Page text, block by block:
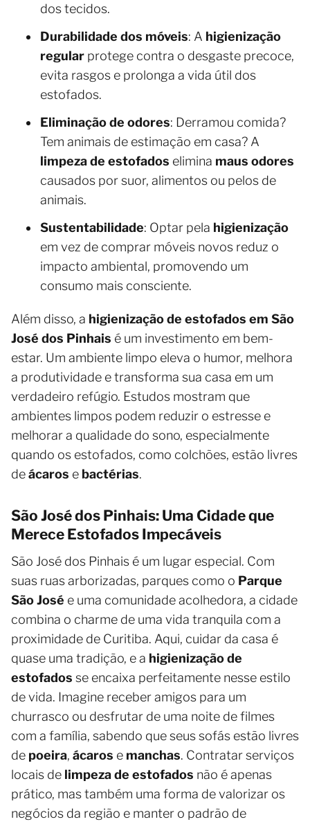
dos tecidos.
Durabilidade dos móveis: A higienização
regular protege contra o desgaste precoce,
evita rasgos e prolonga a vida útil dos
estofados.
Eliminação de odores: Derramou comida?
Tem animais de estimação em casa? A
limpeza de estofados elimina maus odores
causados por suor, alimentos ou pelos de
animais.
Sustentabilidade: Optar pela higienização
em vez de comprar móveis novos reduz o
impacto ambiental, promovendo um
consumo mais consciente.
Além disso, a higienização de estofados em São
José dos Pinhais é um investimento em bem-
estar. Um ambiente limpo eleva o humor, melhora
a produtividade e transforma sua casa em um
verdadeiro refúgio. Estudos mostram que
ambientes limpos podem reduzir o estresse e
melhorar a qualidade do sono, especialmente
quando os estofados, como colchões, estão livres
deácaros e bactérias.
São José dos Pinhais: Uma Cidade que
Merece Estofados Impecáveis
São José dos Pinhais é um lugar especial. Com
suas ruas arborizadas, parques como o Parque
São José e uma comunidade acolhedora, a cidade
combina o charme de uma vida tranquila com a
proximidade de Curitiba. Aqui, cuidar da casa é
quase uma tradição, e a higienização de
estofados se encaixa perfeitamente nesse estilo
de vida. Imagine receber amigos para um
churrasco ou desfrutar de uma noite de filmes
com a família, sabendo que seus sofás estão livres
de poeira, ácaros e manchas. Contratar serviços
locais de limpeza de estofados não é apenas
prático, mas também uma forma de valorizar os
negócios da região e manter o padrão de